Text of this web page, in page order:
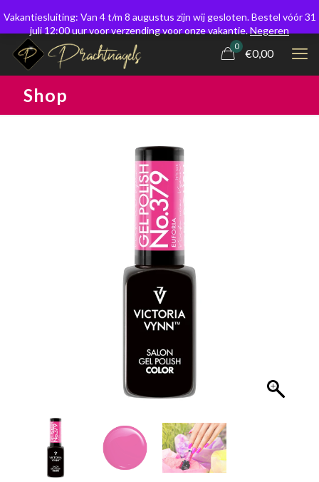
0
€0,00
Shop
Vakantiesluiting: Van 4 t/m 8 augustus zijn wij gesloten. Bestel vóór 31
juli 12:00 uur voor verzending voor onze vakantie.Negeren